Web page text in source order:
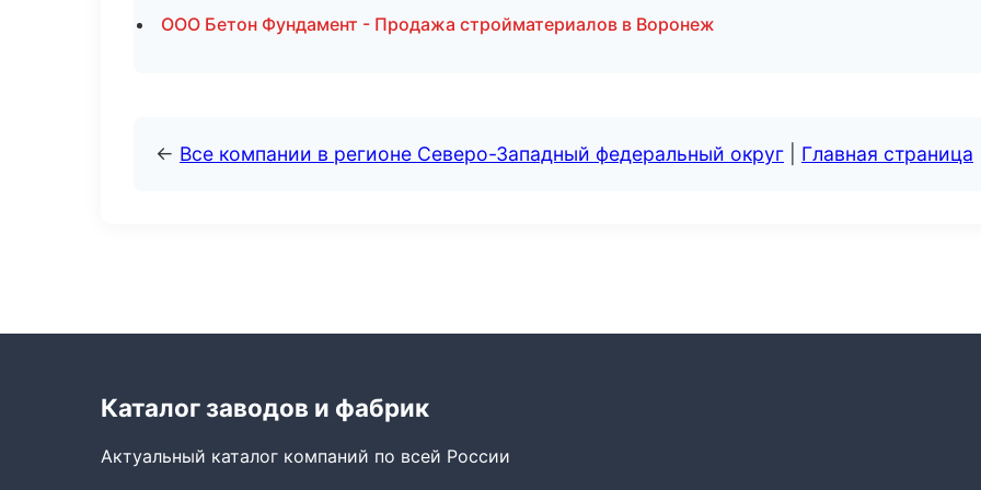
ООО Бетон Фундамент - Продажа стройматериалов в Воронеж
← Все компании в регионе Северо-Западный федеральный округ Главная страница
Каталог заводов и фабрик
Актуальный каталог компаний по всей России